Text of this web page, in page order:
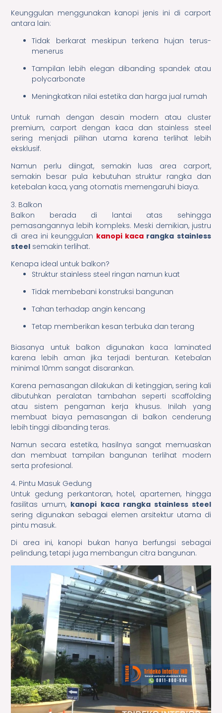
Keunggulan menggunakan kanopi jenis ini di carport
antara lain:
Tidak berkarat meskipun terkena hujan terus-
menerus
Tampilan lebih elegan dibanding spandek atau
polycarbonate
Meningkatkan nilai estetika dan harga jual rumah
Untuk rumah dengan desain modern atau cluster
premium, carport dengan kaca dan stainless steel
sering menjadi pilihan utama karena terlihat lebih
eksklusif.
Namun perlu diingat, semakin luas area carport,
semakin besar pula kebutuhan struktur rangka dan
ketebalan kaca, yang otomatis memengaruhi biaya.
3. Balkon
Balkon berada di lantai atas sehingga
pemasangannya lebih kompleks. Meski demikian, justru
di area ini keunggulan kanopi kaca rangka stainless
steel semakin terlihat.
Kenapa ideal untuk balkon?
Struktur stainless steel ringan namun kuat
Tidak membebani konstruksi bangunan
Tahan terhadap angin kencang
Tetap memberikan kesan terbuka dan terang
Biasanya untuk balkon digunakan kaca laminated
karena lebih aman jika terjadi benturan. Ketebalan
minimal 10mm sangat disarankan.
Karena pemasangan dilakukan di ketinggian, sering kali
dibutuhkan peralatan tambahan seperti scaffolding
atau sistem pengaman kerja khusus. Inilah yang
membuat biaya pemasangan di balkon cenderung
lebih tinggi dibanding teras.
Namun secara estetika, hasilnya sangat memuaskan
dan membuat tampilan bangunan terlihat modern
serta profesional.
4. Pintu Masuk Gedung
Untuk gedung perkantoran, hotel, apartemen, hingga
fasilitas umum, kanopi kaca rangka stainless steel
sering digunakan sebagai elemen arsitektur utama di
pintu masuk.
Di area ini, kanopi bukan hanya berfungsi sebagai
pelindung, tetapi juga membangun citra bangunan.